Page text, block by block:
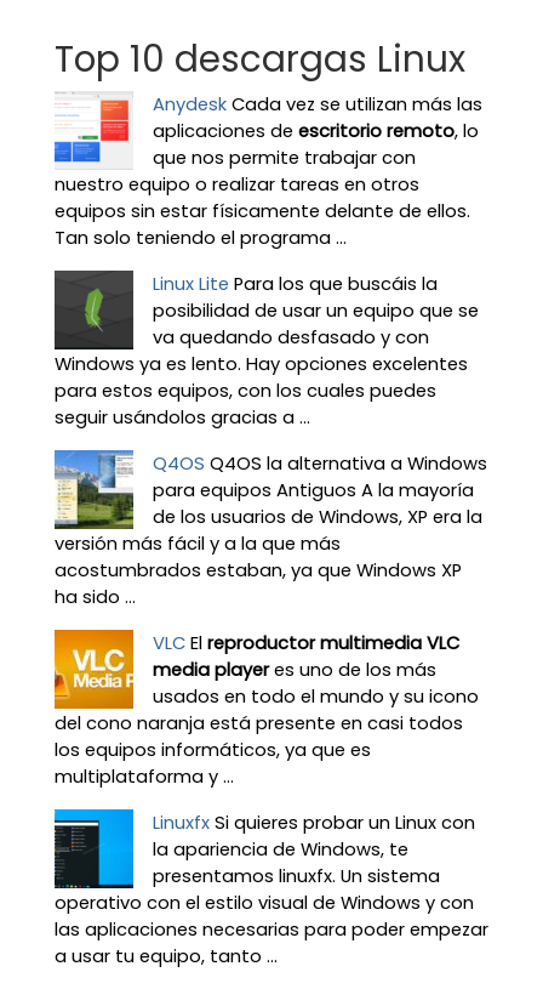
Top 10 descargas Linux
Anydesk Cada vez se utilizan más las
aplicaciones de escritorio remoto, lo
que nos permite trabajar con
nuestro equipo o realizar tareas en otros
equipos sin estar físicamente delante de ellos.
Tan solo teniendo el programa ...
Linux Lite Para los que buscáis la
posibilidad de usar un equipo que se
va quedando desfasado y con
Windows ya es lento. Hay opciones excelentes
para estos equipos, con los cuales puedes
seguir usándolos gracias a ...
Q4OS Q4OS la alternativa a Windows
para equipos Antiguos A la mayoría
de los usuarios de Windows, XP era la
versión más fácil y a la que más
acostumbrados estaban, ya que Windows XP
ha sido ...
VLC El reproductor multimedia VLC
media playeres uno de los más
usados en todo el mundo y su icono
del cono naranja está presente en casi todos
los equipos informáticos, ya que es
multiplataforma y ...
Linuxfx Si quieres probar un Linux con
la apariencia de Windows, te
presentamos linuxfx. Un sistema
operativo con el estilo visual de Windows y con
las aplicaciones necesarias para poder empezar
a usar tu equipo, tanto ...